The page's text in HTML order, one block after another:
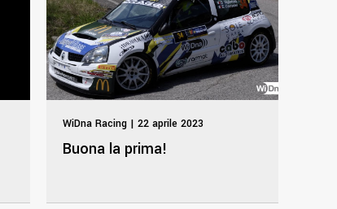
WiDna Racing | 22 aprile 2023
Buona la prima!